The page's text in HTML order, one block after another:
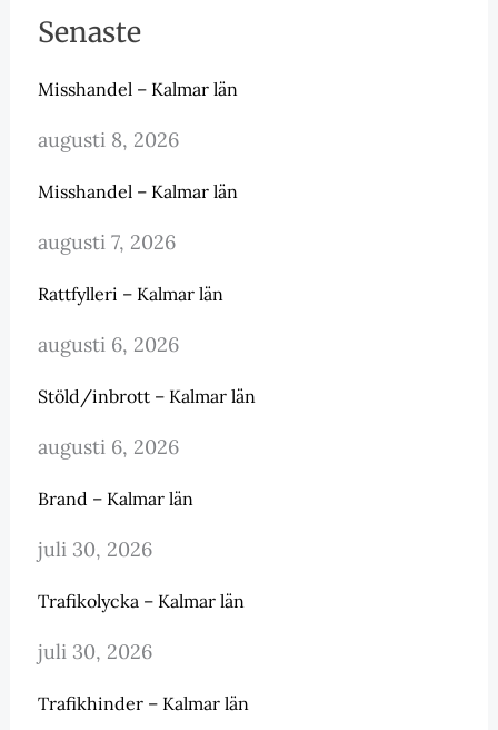
Senaste
Misshandel – Kalmar län
augusti 8, 2026
Misshandel – Kalmar län
augusti 7, 2026
Rattfylleri – Kalmar län
augusti 6, 2026
Stöld/inbrott – Kalmar län
augusti 6, 2026
Brand – Kalmar län
juli 30, 2026
Trafikolycka – Kalmar län
juli 30, 2026
Trafikhinder – Kalmar län